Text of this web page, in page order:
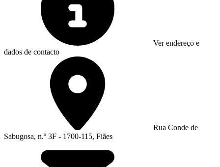
Ver endereço e
dados de contacto
Rua Conde de
Sabugosa, n.º 3F - 1700-115, Fiães